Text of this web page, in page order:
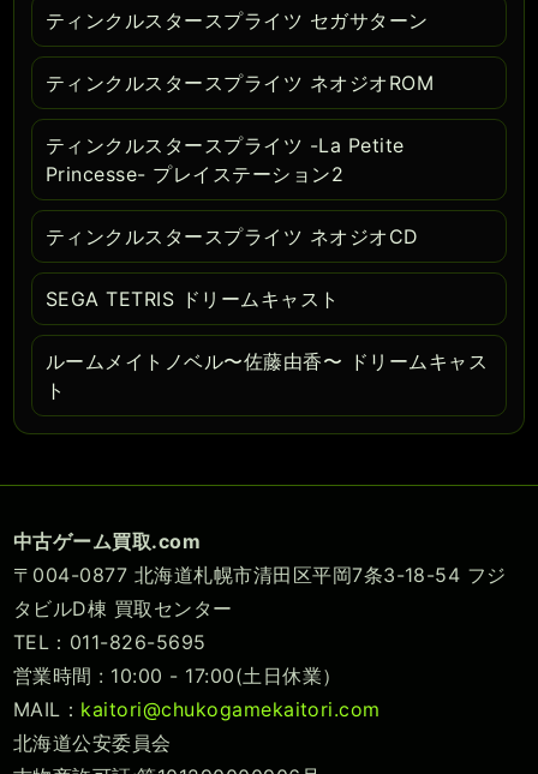
ティンクルスタースプライツ セガサターン
ティンクルスタースプライツ ネオジオROM
ティンクルスタースプライツ -La Petite
Princesse- プレイステーション2
ティンクルスタースプライツ ネオジオCD
SEGA TETRIS ドリームキャスト
ルームメイトノベル〜佐藤由香〜 ドリームキャス
ト
中古ゲーム買取.com
〒004-0877 北海道札幌市清田区平岡7条3-18-54 フジ
タビルD棟 買取センター
TEL：011-826-5695
営業時間 : 10:00 - 17:00(土日休業）
MAIL： kaitori@chukogamekaitori.com
北海道公安委員会